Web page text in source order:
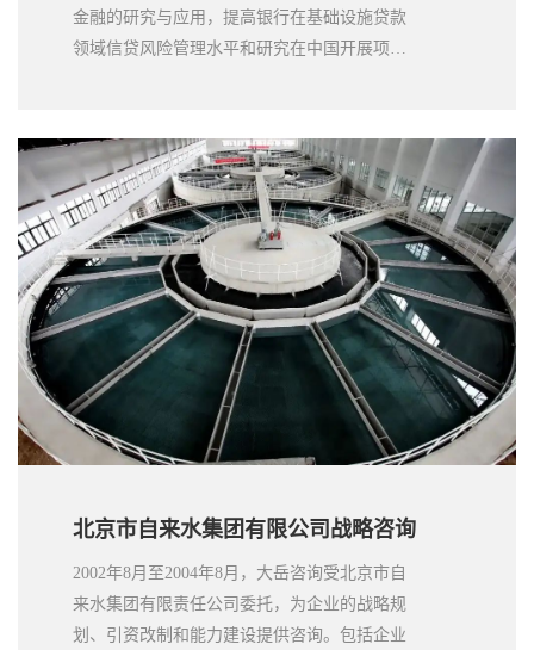
金融的研究与应用，提高银行在基础设施贷款
领域信贷风险管理水平和研究在中国开展项目
设计；基础设施项目贷款流程和信用风险管
理；资产负债管理、会计、内部审计、信息技
术、人力资源管理等机构能力加强咨询。开行
国际部负责人评价认为：“咨询成果借鉴国际经
验，符合中国国情和开行实际情况。”
北京市自来水集团有限公司战略咨询
2002年8月至2004年8月，大岳咨询受北京市自
来水集团有限责任公司委托，为企业的战略规
划、引资改制和能力建设提供咨询。包括企业